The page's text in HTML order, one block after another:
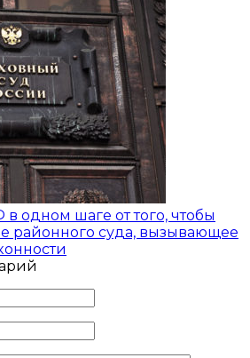
одном шаге от того, чтобы
районного суда, вызывающее